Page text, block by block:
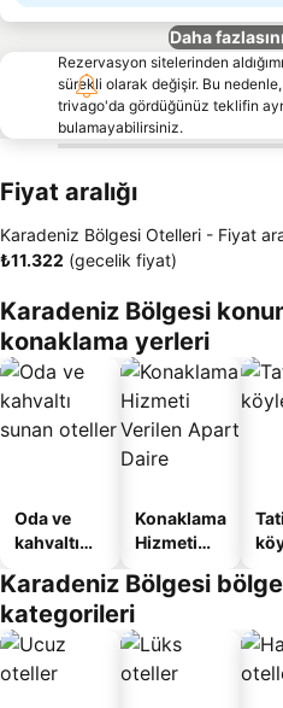
Daha
Rezervasyon sitelerinden
sürekli olarak değişir. Bu
trivago'da gördüğünüz teklifin
bulamayabilirsiniz.
Fiyat aralığı
Karadeniz Bölgesi Otelleri - Fiyat
‎₺11.322 (gecelik fiyat)
Karadeniz Bölgesi
konaklama yerleri
Oda ve
kahvaltı
oteller
Konaklama
Hizmeti
Apart
Karadeniz Bölgesi
kategorileri